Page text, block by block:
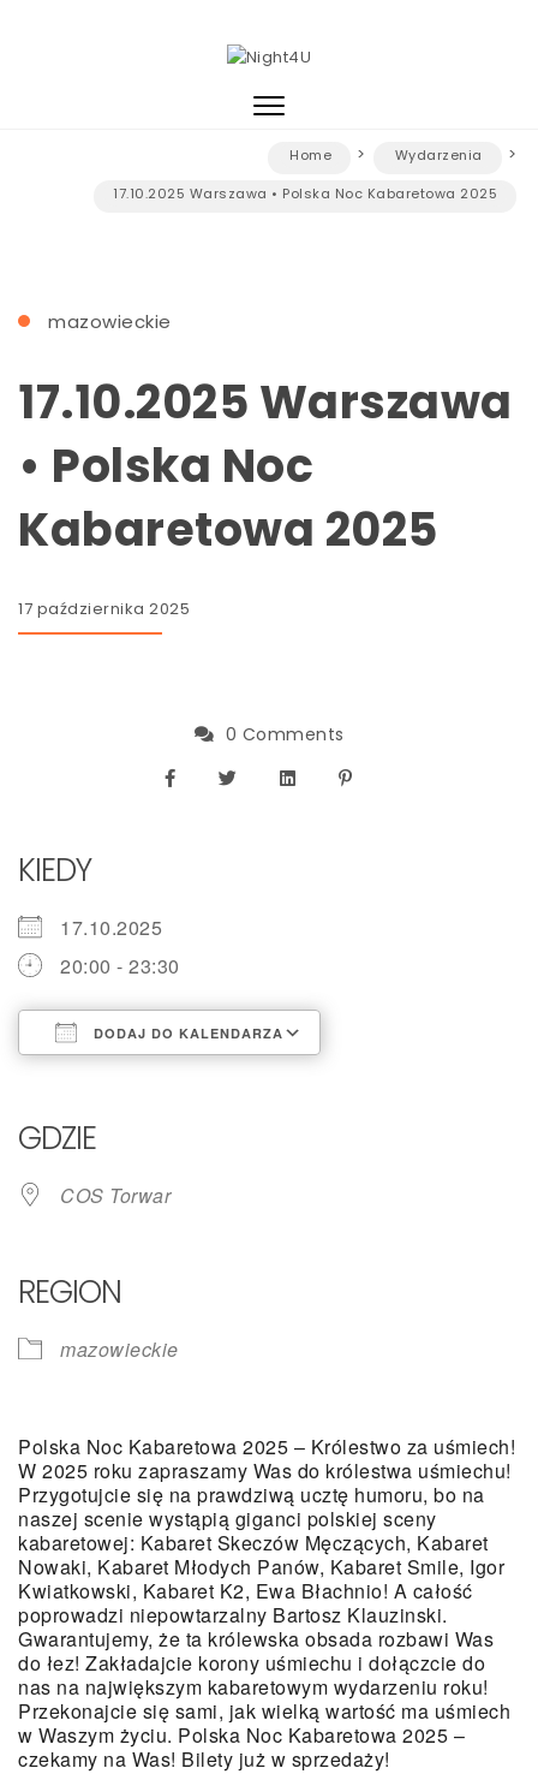
Toggle
Home
Wydarzenia
17.10.2025 Warszawa • Polska Noc Kabaretowa 2025
mazowieckie
17.10.2025 Warszawa
• Polska Noc
Kabaretowa 2025
17 października 2025
0 Comments
KIEDY
17.10.2025
20:00 - 23:30
DODAJ DO KALENDARZA
GDZIE
COS Torwar
REGION
mazowieckie
Polska Noc Kabaretowa 2025 – Królestwo za uśmiech!
W 2025 roku zapraszamy Was do królestwa uśmiechu!
Przygotujcie się na prawdziwą ucztę humoru, bo na
naszej scenie wystąpią giganci polskiej sceny
kabaretowej: Kabaret Skeczów Męczących, Kabaret
Nowaki, Kabaret Młodych Panów, Kabaret Smile, Igor
Kwiatkowski, Kabaret K2, Ewa Błachnio! A całość
poprowadzi niepowtarzalny Bartosz Klauzinski.
Gwarantujemy, że ta królewska obsada rozbawi Was
do łez! Zakładajcie korony uśmiechu i dołączcie do
nas na największym kabaretowym wydarzeniu roku!
Przekonajcie się sami, jak wielką wartość ma uśmiech
w Waszym życiu. Polska Noc Kabaretowa 2025 –
czekamy na Was! Bilety już w sprzedaży!